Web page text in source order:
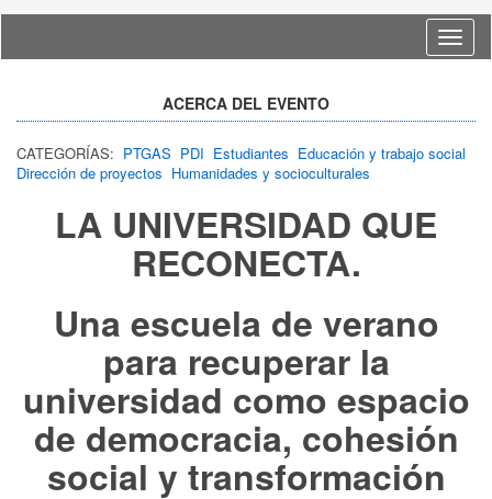
Idioma
ACERCA DEL EVENTO
CATEGORÍAS: PTGAS PDI Estudiantes Educación y trabajo social
Dirección de proyectos Humanidades y socioculturales
LA UNIVERSIDAD QUE
RECONECTA.
Una escuela de verano
para recuperar la
universidad como espacio
de democracia, cohesión
social y transformación